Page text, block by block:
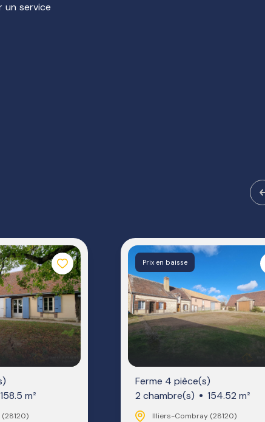
service
158.5 m²
Prix en baisse
Ferme 4 pièce(s)
2 chambre(s)
154.52 m²
Illiers-Combray (28120)